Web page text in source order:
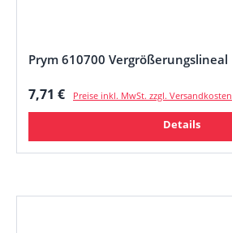
Prym 610700 Vergrößerungslineal
Regulärer Preis:
7,71 € Preise inkl. MwSt. zzgl. Versandkosten
Details